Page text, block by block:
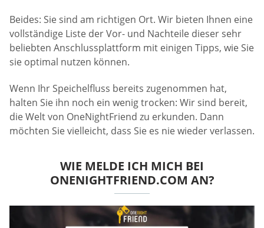
Beides: Sie sind am richtigen Ort. Wir bieten Ihnen eine
vollständige Liste der Vor- und Nachteile dieser sehr
beliebten Anschlussplattform mit einigen Tipps, wie Sie
sie optimal nutzen können.
Wenn Ihr Speichelfluss bereits zugenommen hat,
halten Sie ihn noch ein wenig trocken: Wir sind bereit,
die Welt von OneNightFriend zu erkunden. Dann
möchten Sie vielleicht, dass Sie es nie wieder verlassen.
WIE MELDE ICH MICH BEI
ONENIGHTFRIEND.COM AN?